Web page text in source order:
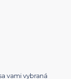
vami vybraná